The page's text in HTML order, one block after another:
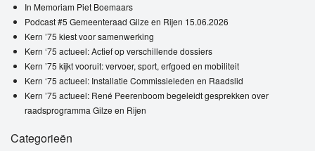
In Memoriam Piet Boemaars
Podcast #5 Gemeenteraad Gilze en Rijen 15.06.2026
Kern ’75 kiest voor samenwerking
Kern ‘75 actueel: Actief op verschillende dossiers
Kern ’75 kijkt vooruit: vervoer, sport, erfgoed en mobiliteit
Kern ‘75 actueel: Installatie Commissieleden en Raadslid
Kern ’75 actueel: René Peerenboom begeleidt gesprekken over
raadsprogramma Gilze en Rijen
Categorieën